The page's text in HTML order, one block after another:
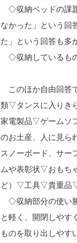
◇収納ベッドの課
なかった」という回
た」という回答も多
◇収納しているもの
このほか自由回答
類▽タンスに入りき
家電製品▽ゲームソ
のお土産、人に見ら
スノーボード、サ
ムや表彰状▽おもち
ど）▽工具▽貴重品▽
◇収納部分の使い
と軽く、開閉しや
ものを取り出しや